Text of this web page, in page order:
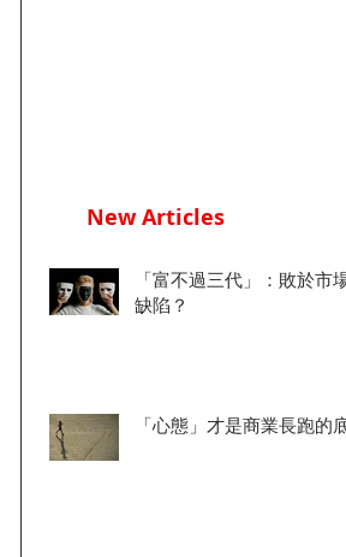
New Articles
「富不過三代」：敗於市
缺陷？
「心態」才是商業長跑的